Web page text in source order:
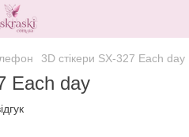
3D стікери SX-327 Each day
Each day